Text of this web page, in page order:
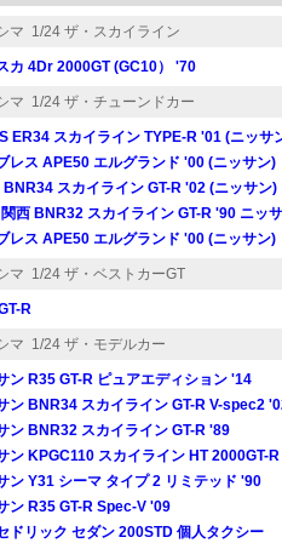
マ 1/24 ザ・スカイライン
カ 4Dr 2000GT (GC10） '70
マ 1/24 ザ・チューンドカー
ER34 スカイライン TYPE-R '01 (ニッサ
レス APE50 エルグランド '00 (ニッサン)
BNR34 スカイライン GT-R '02 (ニッサン)
西 BNR32 スカイライン GT-R '90 ニッ
レス APE50 エルグランド '00 (ニッサン)
マ 1/24 ザ・ベストカーGT
R
マ 1/24 ザ・モデルカー
ン R35 GT-R ピュアエディション '14
ン BNR34 スカイライン GT-R V-spec2
ン BNR32 スカイライン GT-R '89
ン KPGC110 スカイライン HT 2000GT-
ン Y31 シーマ タイプ 2 リミテッド '90
ン R35 GT-R Spec-V '09
ドリック セダン 200STD 個人タクシー
デルズ
あーと